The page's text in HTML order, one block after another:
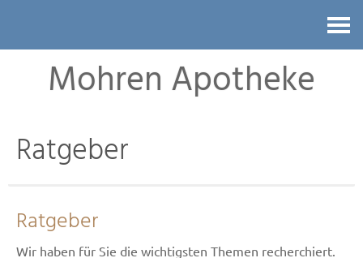
Mohren Apotheke
Ratgeber
Ratgeber
Wir haben für Sie die wichtigsten Themen recherchiert.